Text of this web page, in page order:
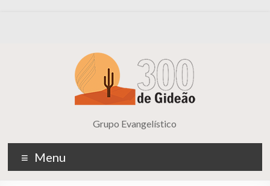
Grupo Evangelístico
Menu